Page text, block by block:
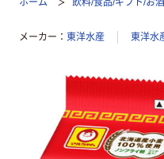
ホーム 飲料/食品/ギフト/お酒
メーカー 東洋水産 東洋水